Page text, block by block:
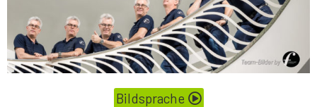
Bildsprache